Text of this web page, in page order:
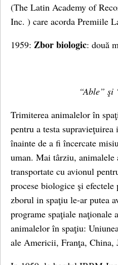
(The Latin Academy of
Inc. ) care acorda Premiile
1959: Zbor biologic: două
“Able” şi
Trimiterea animalelor în
pentru a testa
înainte de a fi încercate
uman. Mai târziu, animalele
transportate cu avionul
procese biologice şi
zborul in spaţiu le-ar putea
programe spaţiale naţionale
animalelor în spaţiu:
ale Americii, Franţa, China,